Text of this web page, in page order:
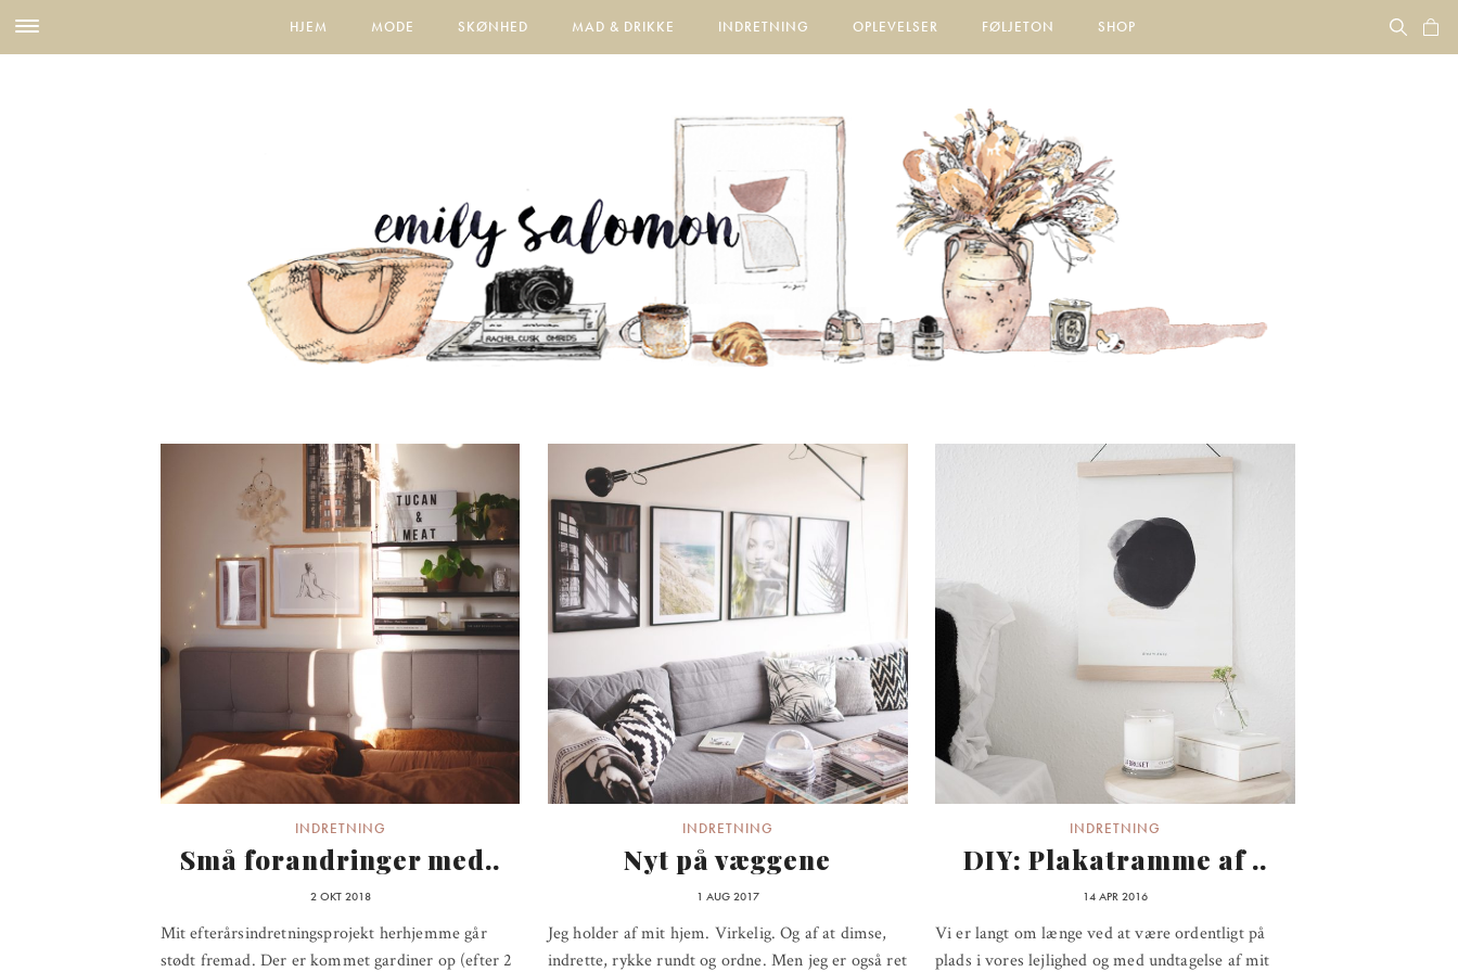
HJEM MODE SKØNHED MAD & DRIKKE INDRETNING OPLEVELSER FØLJETON SHOP
INDRETNING
Små forandringer med..
2 OKT 2018
Mit efterårsindretningsprojekt herhjemme går
stødt fremad. Der er kommet gardiner op (efter 2
INDRETNING
Nyt på væggene
1 AUG 2017
Jeg holder af mit hjem. Virkelig. Og af at dimse,
indrette, rykke rundt og ordne. Men jeg er også ret
INDRETNING
DIY: Plakatramme af ..
14 APR 2016
Vi er langt om længe ved at være ordentligt på
plads i vores lejlighed og med undtagelse af mit